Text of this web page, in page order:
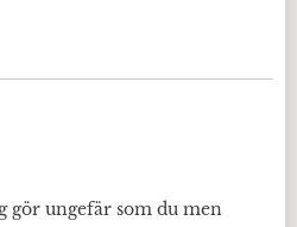
gör ungefär som du men